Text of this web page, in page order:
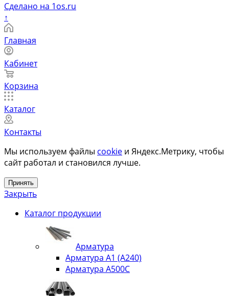
Сделано на 1os.ru
↑
Главная
Кабинет
Корзина
Каталог
Контакты
Мы используем файлы cookie и Яндекс.Метрику, чтобы
сайт работал и становился лучше.
Принять
Закрыть
Каталог продукции
Арматура
Арматура А1 (А240)
Арматура А500С